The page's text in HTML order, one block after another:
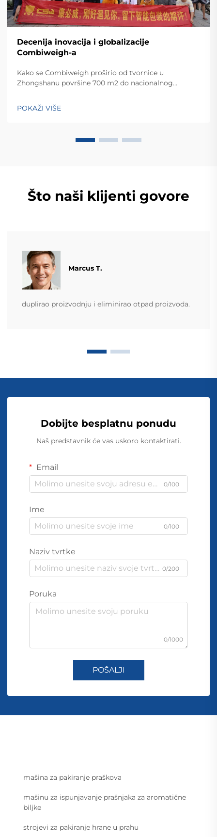
Decenija inovacija i globalizacije
Combiweigh-a
Kako se Combiweigh proširio od tvornice u
Zhongshanu površine 700 m2 do nacionalnog
zemalja. Otkrijte njihova inteligentna rješenja za
tehtanjezažali globalnu konsultaciju OEM/ODM-a još
POKAŽI VIŠE
Što naši klijenti govore
Marcus T.
duplirao proizvodnju i eliminirao otpad proizvoda.
Dobijte besplatnu ponudu
Naš predstavnik će vas uskoro kontaktirati.
Email
0/100
Ime
0/100
Naziv tvrtke
0/200
Poruka
0/1000
POŠALJI
mašina za pakiranje praškova
mašinu za ispunjavanje prašnjaka za aromatične
biljke
strojevi za pakiranje hrane u prahu